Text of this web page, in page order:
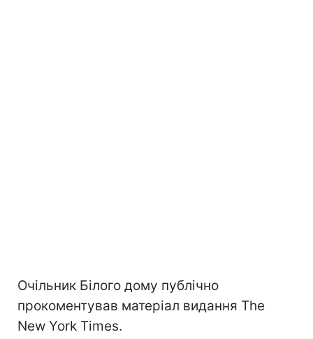
Очільник Білого дому публічно
прокоментував матеріал видання The
New York Times.